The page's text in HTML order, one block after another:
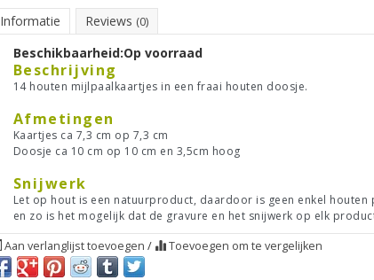
Informatie Reviews (0)
Beschikbaarheid:Op voorraad
Beschrijving
14 houten mijlpaalkaartjes in een fraai houten doosje.
Afmetingen
Kaartjes ca 7,3 cm op 7,3 cm
Doosje ca 10 cm op 10 cm en 3,5cm hoog
Snijwerk
Let op hout is een natuurproduct, daardoor is geen enkel
en zo is het mogelijk dat de gravure en het snijwerk op elk
Aan verlanglijst toevoegen / Toevoegen om te vergelijken